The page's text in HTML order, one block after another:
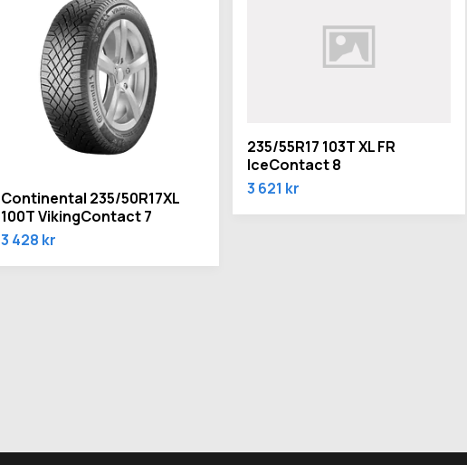
Continental 235/50R17XL
100T VikingContact 7
3 428 kr
235/55R17 103T XL FR
IceContact 8
3 621 kr